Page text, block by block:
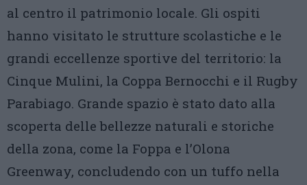
al centro il patrimonio locale. Gli ospiti
hanno visitato le strutture scolastiche e le
grandi eccellenze sportive del territorio: la
Cinque Mulini, la Coppa Bernocchi e il Rugby
Parabiago. Grande spazio è stato dato alla
scoperta delle bellezze naturali e storiche
della zona, come la Foppa e l’Olona
Greenway, concludendo con un tuffo nella